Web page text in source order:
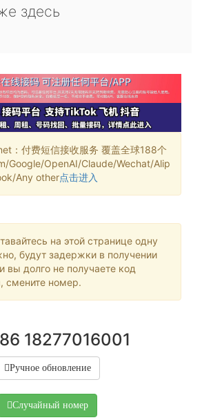
здесь
：付费短信接收服务 覆盖全球188个
Google/OpenAI/Claude/Wechat/Alip
Any other点击进入
на этой странице одну
будут задержки в получении
вы долго не получаете код
смените номер.
18277016001
Ручное обновление
Случайный номер